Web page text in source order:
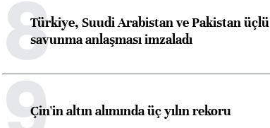
8Türkiye, Suudi Arabistan ve Pakistan üçlü
savunma anlaşması imzaladı
Çin'in altın alımında üç yılın rekoru